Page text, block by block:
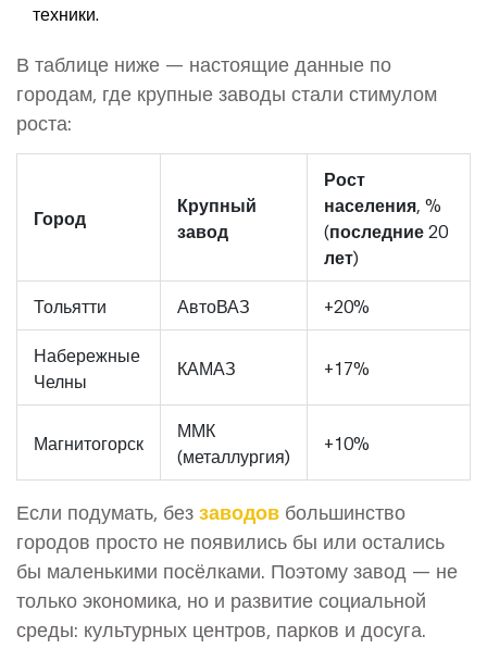
техники.
В таблице ниже — настоящие данные по
городам, где крупные заводы стали стимулом
роста:
Город
Крупный
завод
Рост
населения, %
(последние 20
лет)
Тольятти АвтоВАЗ +20%
Набережные
Челны
КАМАЗ +17%
Магнитогорск
ММК
(металлургия)
+10%
Если подумать, без заводов большинство
городов просто не появились бы или остались
бы маленькими посёлками. Поэтому завод — не
только экономика, но и развитие социальной
среды: культурных центров, парков и досуга.